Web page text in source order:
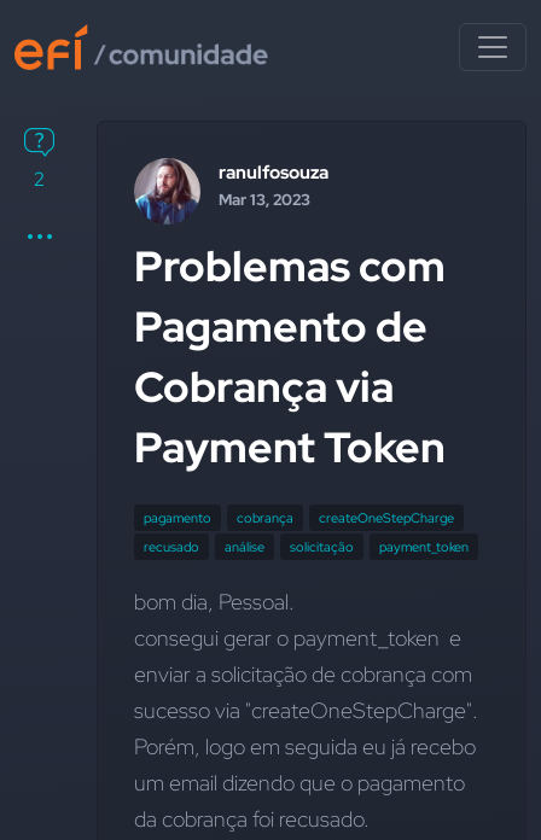
2 ranulfosouza
Mar 13, 2023
Problemas com
Pagamento de
Cobrança via
Payment Token
pagamento cobrança
createOneStepCharge
recusado
análise solicitação payment_token
bom dia, Pessoal.
consegui gerar o payment_token  e
enviar a solicitação de cobrança com
sucesso via "createOneStepCharge".
Porém, logo em seguida eu já recebo
um email dizendo que o pagamento
da cobrança foi recusado.